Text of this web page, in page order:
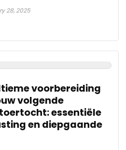
28, 2025
voorbereiding
volgende
essentiële
en diepgaande